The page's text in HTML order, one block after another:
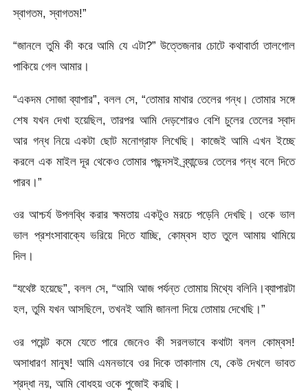
স্বাগতম, স্বাগতম!”
“জানলে তুমি কী করে আমি যে এটা?” উত্তেজনার চোটে কথাবার্তা তালগোল
পাকিয়ে গেল আমার।
“একদম সোজা ব্যাপার”, বলল সে, “তোমার মাথার তেলের গন্ধ। তোমার সঙ্গে
শেষ যখন দেখা হয়েছিল, তারপর আমি দেড়শোরও বেশি চুলের তেলের স্বাদ
আর গন্ধ নিয়ে একটা ছোট মনোগ্রাফ লিখেছি। কাজেই আমি এখন ইচ্ছে
করলে এক মাইল দূর থেকেও তোমার পছন্দসই ব্র্যান্ডের তেলের গন্ধ বলে দিতে
পারব।”
ওর আশ্চর্য উপলব্ধি করার ক্ষমতায় একটুও মরচে পড়েনি দেখছি। ওকে ভাল
ভাল প্রশংসাবাক্যে ভরিয়ে দিতে যাচ্ছি, কোম্বস হাত তুলে আমায় থামিয়ে
দিল।
“যথেষ্ট হয়েছে”, বলল সে, “আমি আজ পর্যন্ত তোমায় মিথ্যে বলিনি।ব্যাপারটা
হল, তুমি যখন আসছিলে, তখনই আমি জানলা দিয়ে তোমায় দেখেছি।”
ওর পয়েন্ট কমে যেতে পারে জেনেও কী সরলভাবে কথাটা বলল কোম্বস!
অসাধারণ মানুষ! আমি এমনভাবে ওর দিকে তাকালাম যে, কেউ দেখলে ভাবত
শ্রদ্ধা নয়, আমি বোধহয় ওকে পুজোই করছি।